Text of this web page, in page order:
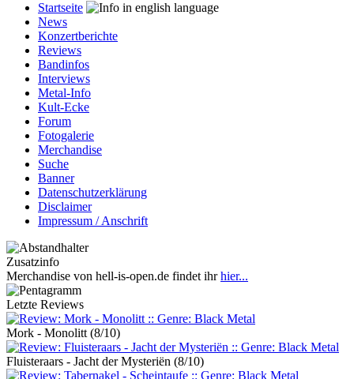
Startseite
News
Konzertberichte
Reviews
Bandinfos
Interviews
Metal-Info
Kult-Ecke
Forum
Fotogalerie
Merchandise
Suche
Banner
Datenschutzerklärung
Disclaimer
Impressum / Anschrift
Zusatzinfo
Merchandise von hell-is-open.de findet ihrhier...
Letzte Reviews
Mork - Monolitt (8/10)
Fluisteraars - Jacht der Mysteriën (8/10)